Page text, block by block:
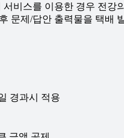
서비스를 이용한 경우 전